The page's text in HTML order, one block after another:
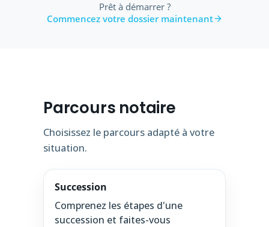
Prêt à démarrer ?
Commencez votre dossier maintenant
Parcours notaire
Choisissez le parcours adapté à votre
situation.
Succession
Comprenez les étapes d'une
succession et faites-vous